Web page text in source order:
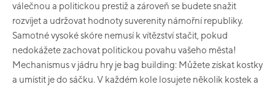
válečnou a politickou prestiž a zároveň se budete snažit
rozvíjet a udržovat hodnoty suverenity námořní republiky.
Samotné vysoké skóre nemusí k vítězství stačit, pokud
nedokážete zachovat politickou povahu vašeho města!
Mechanismus v jádru hry je bag building: Můžete získat kostky
a umístit je do sáčku. V každém kole losujete několik kostek a